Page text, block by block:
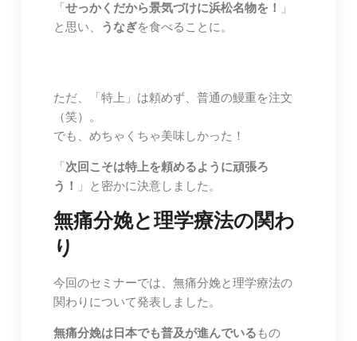
「せっかくだから景気づけに浜松名物を！
」
と思い、
うなぎを食べることに。
ただ、「特上」は頼めず、普通の鰻重を注文
（笑）。
でも、めちゃくちゃ美味しかった！
「次回こそは特上を頼めるように頑張ろ
う！
」と密かに決意しました。
無痛分娩と理学療法の関わ
り
今回のセミナーでは、無痛分娩と理学療法の
関わりについて発表しました。
無痛分娩は日本でも普及が進んでいる もの